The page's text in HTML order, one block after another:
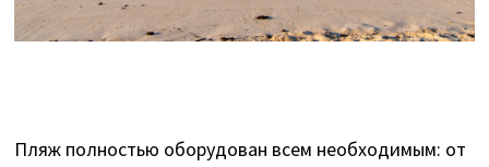
Пляж полностью оборудован всем необходимым: от